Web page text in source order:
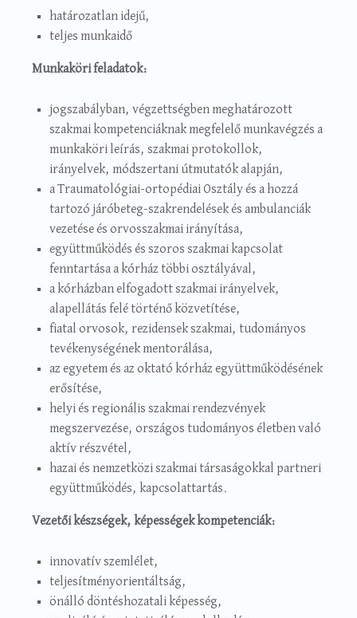
határozatlan idejű,
teljes munkaidő
Munkaköri feladatok:
jogszabályban, végzettségben meghatározott
szakmai kompetenciáknak megfelelő munkavégzés a
munkaköri leírás, szakmai protokollok,
irányelvek, módszertani útmutatók alapján,
a Traumatológiai-ortopédiai Osztály és a hozzá
tartozó járóbeteg-szakrendelések és ambulanciák
vezetése és orvosszakmai irányítása,
együttműködés és szoros szakmai kapcsolat
fenntartása a kórház többi osztályával,
a kórházban elfogadott szakmai irányelvek,
alapellátás felé történő közvetítése,
fiatal orvosok, rezidensek szakmai, tudományos
tevékenységének mentorálása,
az egyetem és az oktató kórház együttműködésének
erősítése,
helyi és regionális szakmai rendezvények
megszervezése, országos tudományos életben való
aktív részvétel,
hazai és nemzetközi szakmai társaságokkal partneri
együttműködés, kapcsolattartás.
Vezetői készségek, képességek kompetenciák:
innovatív szemlélet,
teljesítményorientáltság,
önálló döntéshozatali képesség,